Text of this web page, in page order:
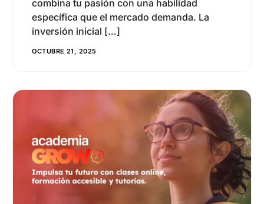
combina tu pasión con una habilidad
específica que el mercado demanda. La
inversión inicial […]
OCTUBRE 21, 2025
2
4
3
5
6
7
8
0
0
1
2
3
4
5
7
8
0